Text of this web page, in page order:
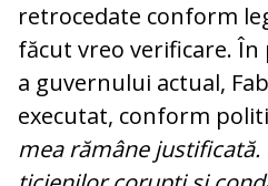
retrocedate conform
făcut vreo verificare. În
a guvernului actual,
executat, conform
mea rămâne